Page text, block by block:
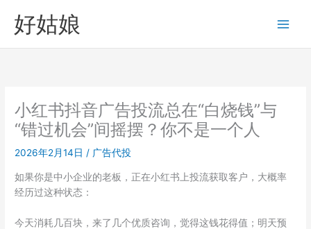
好姑娘
小红书抖音广告投流总在“白烧钱”与
“错过机会”间摇摆？你不是一个人
2026年2月14日/ 广告代投
如果你是中小企业的老板，正在小红书上投流获取客户，大概率
经历过这种状态：
今天消耗几百块，来了几个优质咨询，觉得这钱花得值；明天预